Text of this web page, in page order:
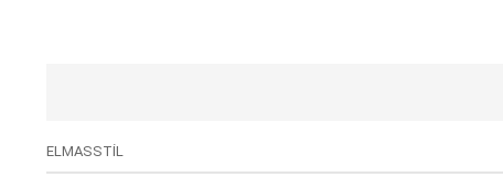
ELMASSTİL